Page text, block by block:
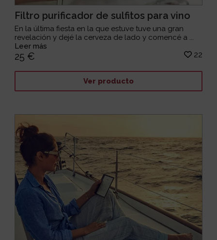
Filtro purificador de sulfitos para vino
En la última fiesta en la que estuve tuve una gran
revelación y dejé la cerveza de lado y comencé a ...
Leer más
25 € 22
Ver producto